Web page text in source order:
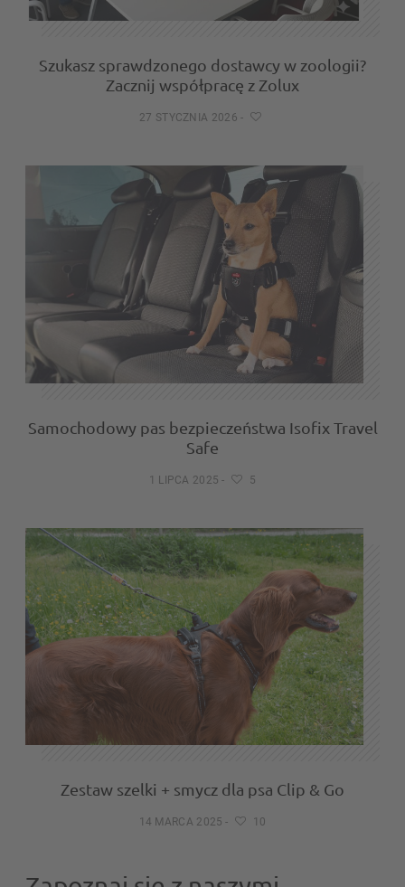
Szukasz sprawdzonego dostawcy w zoologii?
Zacznij współpracę z Zolux
27 STYCZNIA 2026 -
Samochodowy pas bezpieczeństwa Isofix Travel
Safe
1 LIPCA 2025 - 5
Zestaw szelki + smycz dla psa Clip & Go
14 MARCA 2025 - 10